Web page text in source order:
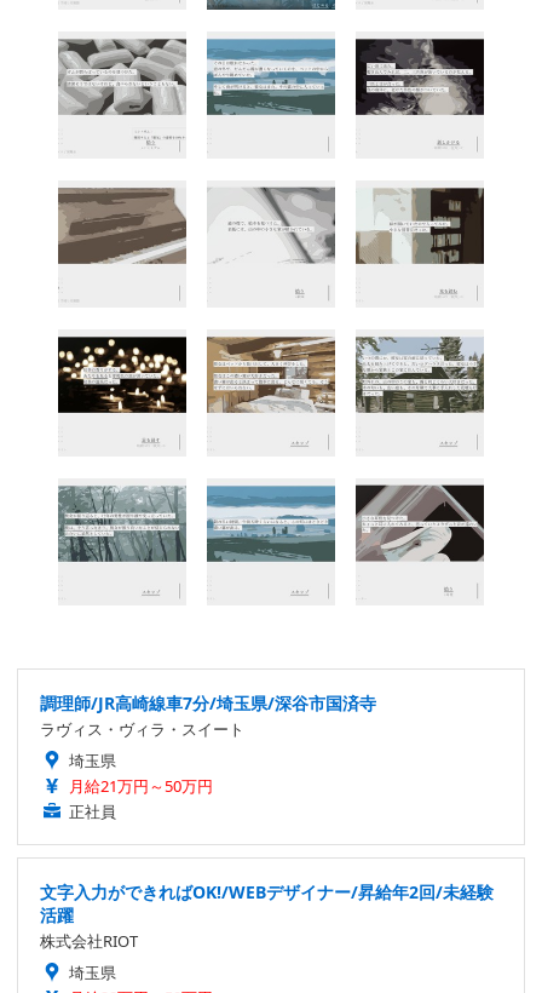
調理師/JR高崎線車7分/埼玉県/深谷市国済寺
ラヴィス・ヴィラ・スイート
埼玉県
月給21万円～50万円
正社員
文字入力ができればOK!/WEBデザイナー/昇給年2回/未経験
活躍
株式会社RIOT
埼玉県